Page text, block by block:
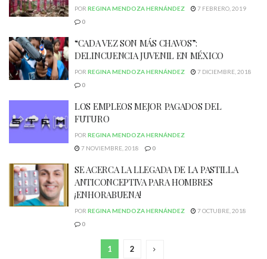
POR REGINA MENDOZA HERNÁNDEZ
7 FEBRERO, 2019
0
“CADA VEZ SON MÁS CHAVOS”:
DELINCUENCIA JUVENIL EN MÉXICO
POR REGINA MENDOZA HERNÁNDEZ
7 DICIEMBRE, 2018
0
LOS EMPLEOS MEJOR PAGADOS DEL
FUTURO
POR REGINA MENDOZA HERNÁNDEZ
7 NOVIEMBRE, 2018
0
SE ACERCA LA LLEGADA DE LA PASTILLA
ANTICONCEPTIVA PARA HOMBRES
¡ENHORABUENA!
POR REGINA MENDOZA HERNÁNDEZ
7 OCTUBRE, 2018
0
1 2